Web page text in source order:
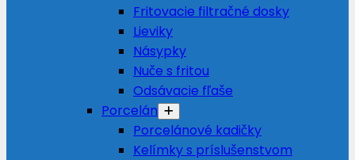
Fritovacie filtračné dosky
Lieviky
Násypky
Nuče s fritou
Odsávacie fľaše
Porcelán
Porcelánové kadičky
Kelímky s príslušenstvom